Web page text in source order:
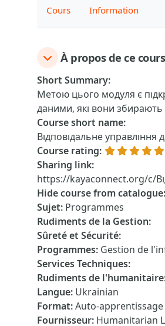
Cours Information
À propos de ce cours
Short Summary:
Метою цього модуля є
даними, які вони збирають
Course short name:
Відповідальне управління
Course rating:
Sharing link:
https://kayaconnect.org/c/
Hide course from catalogue:
Sujet: Programmes
Rudiments de la Gestion:
Sûreté et Sécurité:
Programmes: Gestion de
Services Techniques:
Rudiments de l'humanitaire
Langue: Ukrainian
Format:Auto-
Fournisseur: Humanitarian